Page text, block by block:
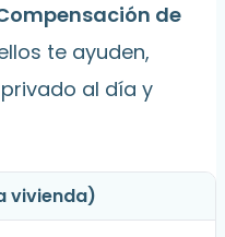
de
te ayuden,
al día y
vivienda)